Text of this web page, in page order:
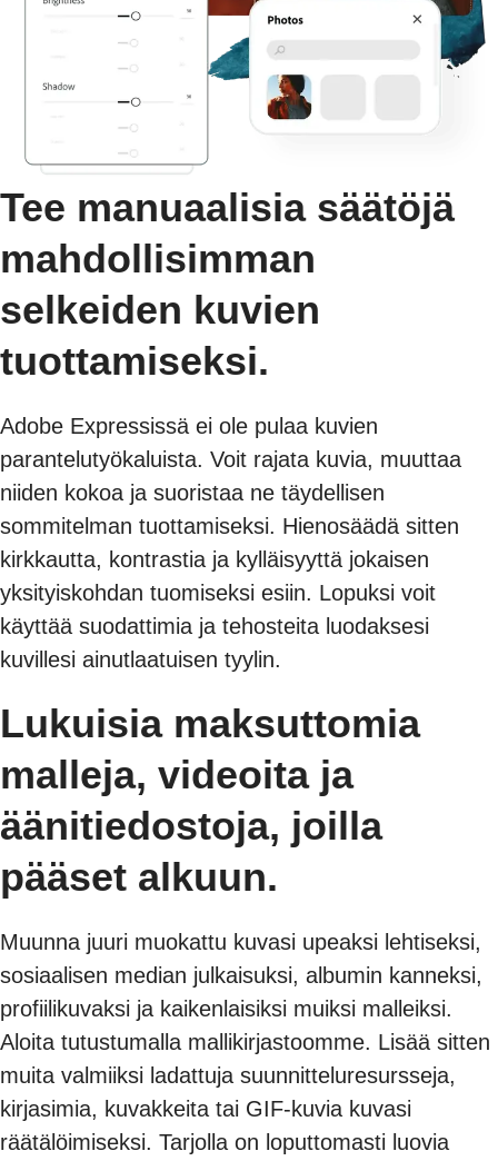
Tee manuaalisia säätöjä
mahdollisimman
selkeiden kuvien
tuottamiseksi.
Adobe Expressissä ei ole pulaa kuvien
parantelutyökaluista. Voit rajata kuvia, muuttaa
niiden kokoa ja suoristaa ne täydellisen
sommitelman tuottamiseksi. Hienosäädä sitten
kirkkautta, kontrastia ja kylläisyyttä jokaisen
yksityiskohdan tuomiseksi esiin. Lopuksi voit
käyttää suodattimia ja tehosteita luodaksesi
kuvillesi ainutlaatuisen tyylin.
Lukuisia maksuttomia
malleja, videoita ja
äänitiedostoja, joilla
pääset alkuun.
Muunna juuri muokattu kuvasi upeaksi lehtiseksi,
sosiaalisen median julkaisuksi, albumin kanneksi,
profiilikuvaksi ja kaikenlaisiksi muiksi malleiksi.
Aloita tutustumalla mallikirjastoomme. Lisää sitten
muita valmiiksi ladattuja suunnitteluresursseja,
kirjasimia, kuvakkeita tai GIF-kuvia kuvasi
räätälöimiseksi. Tarjolla on loputtomasti luovia